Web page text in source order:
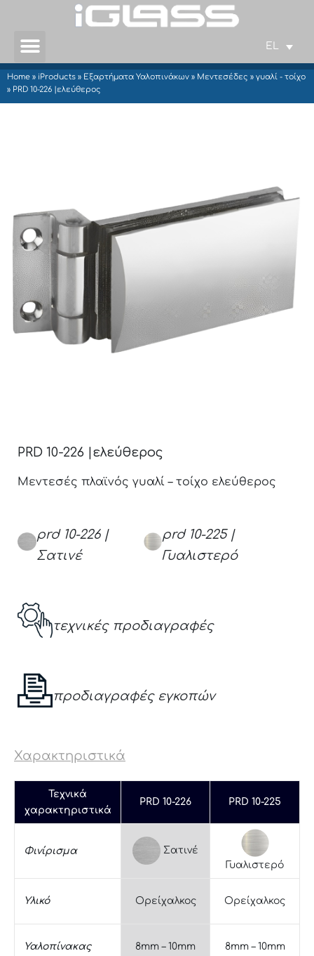
EL
Home » iProducts » Εξαρτήματα Υαλοπινάκων » Μεντεσέδες » γυαλί - τοίχο
» PRD 10-226 |ελεύθερος
PRD 10-226 |ελεύθερος
Μεντεσές πλαϊνός γυαλί – τοίχο ελεύθερος
prd 10-226 |
Σατινέ
prd 10-225 |
Γυαλιστερό
τεχνικές προδιαγραφές
προδιαγραφές εγκοπών
Χαρακτηριστικά
Τεχνικά
χαρακτηριστικά
PRD 10-226 PRD 10-225
Φινίρισμα
Σατινέ
Γυαλιστερό
Υλικό Ορείχαλκος Ορείχαλκος
Υαλοπίνακας 8mm – 10mm 8mm – 10mm